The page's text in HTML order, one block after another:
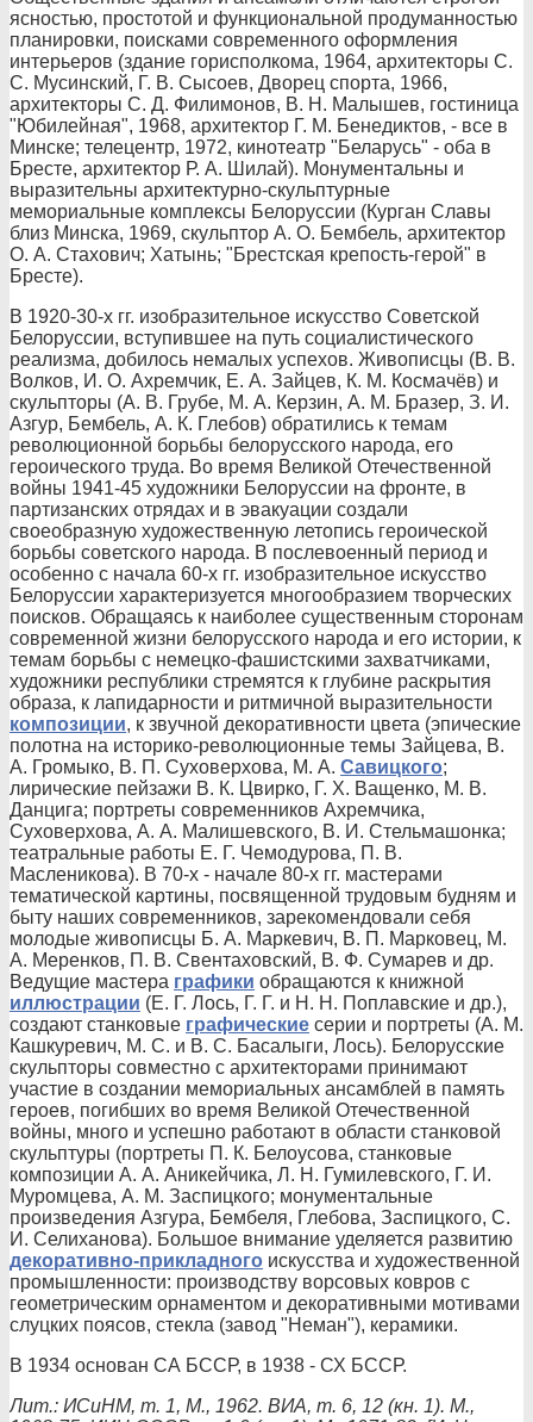
ясностью, простотой и функциональной продуманностью
планировки, поисками современного оформления
интерьеров (здание горисполкома, 1964, архитекторы С.
С. Мусинский, Г. В. Сысоев, Дворец спорта, 1966,
архитекторы С. Д. Филимонов, В. Н. Малышев, гостиница
"Юбилейная", 1968, архитектор Г. М. Бенедиктов, - все в
Минске; телецентр, 1972, кинотеатр "Беларусь" - оба в
Бресте, архитектор Р. А. Шилай). Монументальны и
выразительны архитектурно-скульптурные
мемориальные комплексы Белоруссии (Курган Славы
близ Минска, 1969, скульптор А. О. Бембель, архитектор
О. А. Стахович; Хатынь; "Брестская крепость-герой" в
Бресте).
В 1920-30-х гг. изобразительное искусство Советской
Белоруссии, вступившее на путь социалистического
реализма, добилось немалых успехов. Живописцы (В. В.
Волков, И. О. Ахремчик, Е. А. Зайцев, К. М. Космачёв) и
скульпторы (А. В. Грубе, М. А. Керзин, А. М. Бразер, З. И.
Азгур, Бембель, А. К. Глебов) обратились к темам
революционной борьбы белорусского народа, его
героического труда. Во время Великой Отечественной
войны 1941-45 художники Белоруссии на фронте, в
партизанских отрядах и в эвакуации создали
своеобразную художественную летопись героической
борьбы советского народа. В послевоенный период и
особенно с начала 60-х гг. изобразительное искусство
Белоруссии характеризуется многообразием творческих
поисков. Обращаясь к наиболее существенным сторонам
современной жизни белорусского народа и его истории, к
темам борьбы с немецко-фашистскими захватчиками,
художники республики стремятся к глубине раскрытия
образа, к лапидарности и ритмичной выразительности
композиции, к звучной декоративности цвета (эпические
полотна на историко-революционные темы Зайцева, В.
А. Громыко, В. П. Суховерхова, М. А. Савицкого;
лирические пейзажи В. К. Цвирко, Г. Х. Ващенко, М. В.
Данцига; портреты современников Ахремчика,
Суховерхова, А. А. Малишевского, В. И. Стельмашонка;
театральные работы Е. Г. Чемодурова, П. В.
Масленикова). В 70-х - начале 80-х гг. мастерами
тематической картины, посвященной трудовым будням и
быту наших современников, зарекомендовали себя
молодые живописцы Б. А. Маркевич, В. П. Марковец, М.
А. Меренков, П. В. Свентаховский, В. Ф. Сумарев и др.
Ведущие мастера графики обращаются к книжной
иллюстрации (Е. Г. Лось, Г. Г. и Н. Н. Поплавские и др.),
создают станковые графические серии и портреты (А. М.
Кашкуревич, М. С. и В. С. Басалыги, Лось). Белорусские
скульпторы совместно с архитекторами принимают
участие в создании мемориальных ансамблей в память
героев, погибших во время Великой Отечественной
войны, много и успешно работают в области станковой
скульптуры (портреты П. К. Белоусова, станковые
композиции А. А. Аникейчика, Л. Н. Гумилевского, Г. И.
Муромцева, А. М. Заспицкого; монументальные
произведения Азгура, Бембеля, Глебова, Заспицкого, С.
И. Селиханова). Большое внимание уделяется развитию
декоративно-прикладного искусства и художественной
промышленности: производству ворсовых ковров с
геометрическим орнаментом и декоративными мотивами
слуцких поясов, стекла (завод "Неман"), керамики.
В 1934 основан СА БССР, в 1938 - СХ БССР.
Лит.: ИСиНМ, т. 1, М., 1962. ВИА, т. 6, 12 (кн. 1). М.,